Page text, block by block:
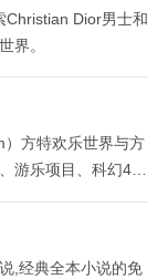
Christian Dior男士和
界。
方特欢乐世界与方
游乐项目、科幻4D
,经典全本小说的免